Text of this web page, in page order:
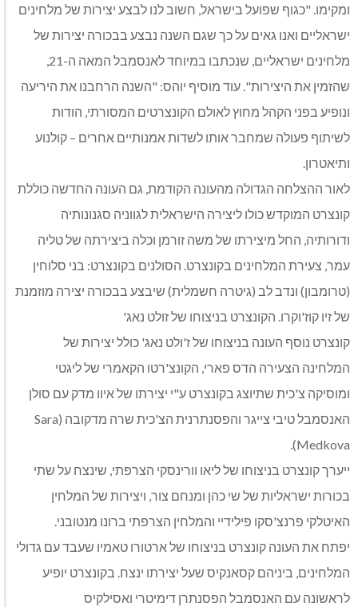
ומקימו. "כגוף שפועל בישראל, חשוב לנו לבצע יצירות של מלחינים
ישראליים ואנו גאים על כך שגם השנה נבצע בבכורה יצירות של
מלחינים ישראליים, שנכתבו במיוחד לאנסמבל המאה ה-21,
שהזמין את היצירות". עוד מוסיף יוהס: "השנה הרחבנו את היריעה
ונופיע בפני הקהל מחוץ לאולם הקונצרטים המסורתי, הודות
לשיתוף פעולה שמחבר אותו לשדות אמנותיים אחרים – קולנוע
ותיאטרון.
לאור ההצלחה הגדולה מהעונה הקודמת, גם העונה החדשה כוללת
קונצרט המוקדש כולו ליצירה הישראלית לגווניה סגנונותיה
ודורותיה, החל מיצירתו של משה זורמן וכלה ביצירתה של טליה
עמר, צעירת המלחינים בקונצרט. הסולנים בקונצרט: בני סלוחין
(טרומבון) ונדב לב (גיטרה חשמלית) שיבצע בבכורה יצירה מוזמנת
של זיו קוז'וקרו. הקונצרט בניצוחו של זולט נאג'
קונצרט נוסף העונה בניצוחו של ז'ולט נאג' כולל יצירות של
המלחינה הצעירה הדס פארי, הקונצ'רטו הקאמרי של ליגטי
ומוסיקה צ'כית שתיוצג בקונצרט ע"י יצירתו של איוו מדק עם סולן
האנסמבל טיבי צייגר והפסנתרנית הצ'כית שרה מדקובה (Sara
Medkova).
ייערך קונצרט בניצוחו של ליאו וורינסקי הצרפתי, שינצח על שתי
בכורות ישראליות של שי כהן ומנחם צור, ויצירות של המלחין
האיטלקי פרנצ'סקו פילידיי והמלחין הצרפתי ברונו מנטובני.
יפתח את העונה קונצרט בניצוחו של ארטורו טאמיו שעבד עם גדולי
המלחינים, ביניהם קסאנקיס שעל יצירתו ינצח. בקונצרט יופיע
לראשונה עם האנסמבל הפסנתרן דימיטרי ואסילקיס